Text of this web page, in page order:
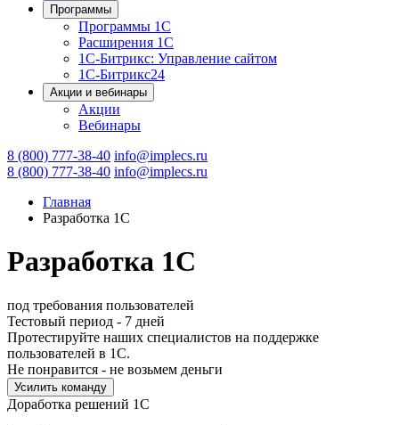
Программы
Программы 1С
Расширения 1С
1С-Битрикс: Управление сайтом
1С-Битрикс24
Акции и вебинары
Акции
Вебинары
8 (800) 777-38-40 info@implecs.ru
8 (800) 777-38-40 info@implecs.ru
Главная
Разработка 1С
Разработка 1С
под требования пользователей
Тестовый период - 7 дней
Протестируйте наших специалистов на поддержке
пользователей в 1С.
Не понравится - не возьмем деньги
Усилить команду
Доработка решений 1C